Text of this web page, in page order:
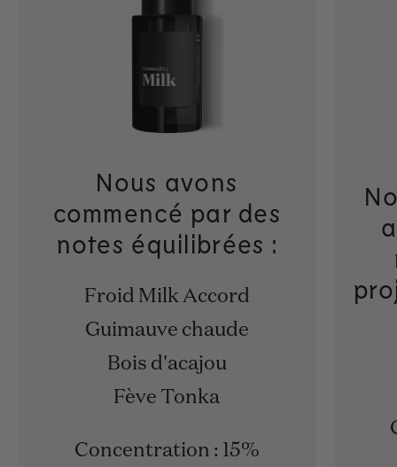
Nous avons
commencé par des
notes équilibrées :
Froid Milk Accord
Guimauve chaude
Bois d'acajou
Fève Tonka
Concentration : 15%